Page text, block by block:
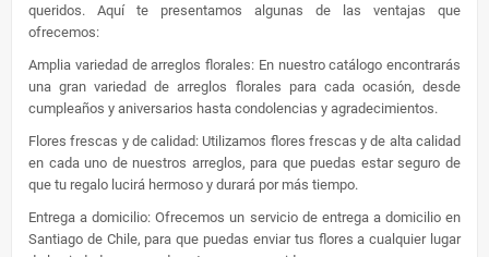
queridos. Aquí te presentamos algunas de las ventajas que
ofrecemos:
Amplia variedad de arreglos florales: En nuestro catálogo encontrarás
una gran variedad de arreglos florales para cada ocasión, desde
cumpleaños y aniversarios hasta condolencias y agradecimientos.
Flores frescas y de calidad: Utilizamos flores frescas y de alta calidad
en cada uno de nuestros arreglos, para que puedas estar seguro de
que tu regalo lucirá hermoso y durará por más tiempo.
Entrega a domicilio: Ofrecemos un servicio de entrega a domicilio en
Santiago de Chile, para que puedas enviar tus flores a cualquier lugar